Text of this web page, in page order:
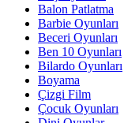
Balon Patlatma
Barbie Oyunları
Beceri Oyunları
Ben 10 Oyunları
Bilardo Oyunları
Boyama
Çizgi Film
Çocuk Oyunları